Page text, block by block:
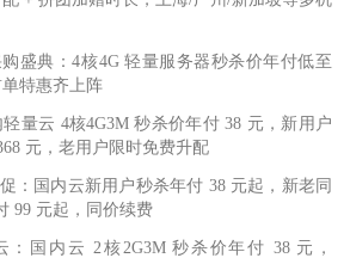
盛典：4核4G 轻量服务器秒杀价年付低至
特惠齐上阵
量云 4核4G3M 秒杀价年付 38 元，新用户
元，老用户限时免费升配
：国内云新用户秒杀年付 38 元起，新老同
99 元起，同价续费
：国内云 2核2G3M 秒杀价年付 38 元，